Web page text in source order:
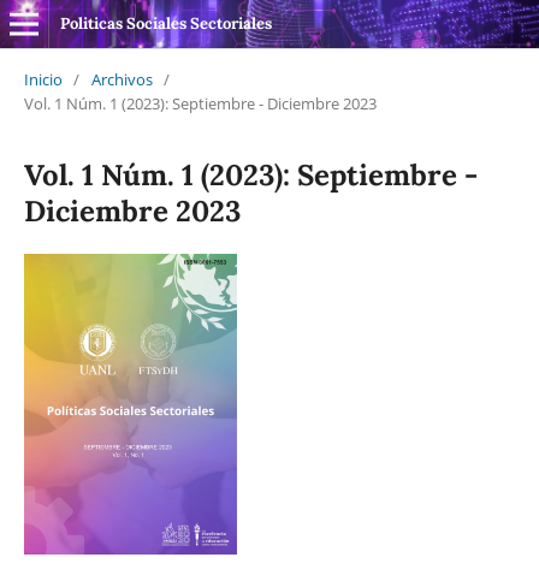
Politicas Sociales Sectoriales
Inicio / Archivos /
Vol. 1 Núm. 1 (2023): Septiembre - Diciembre 2023
Vol. 1 Núm. 1 (2023): Septiembre -
Diciembre 2023